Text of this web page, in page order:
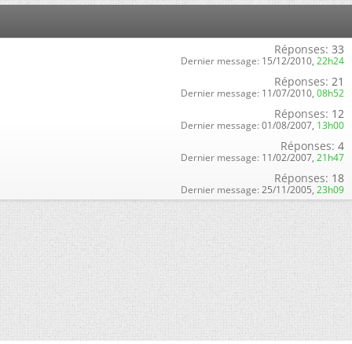
Réponses: 33
Dernier message: 15/12/2010, 22h24
Réponses: 21
Dernier message: 11/07/2010, 08h52
Réponses: 12
Dernier message: 01/08/2007, 13h00
Réponses: 4
Dernier message: 11/02/2007, 21h47
Réponses: 18
Dernier message: 25/11/2005, 23h09